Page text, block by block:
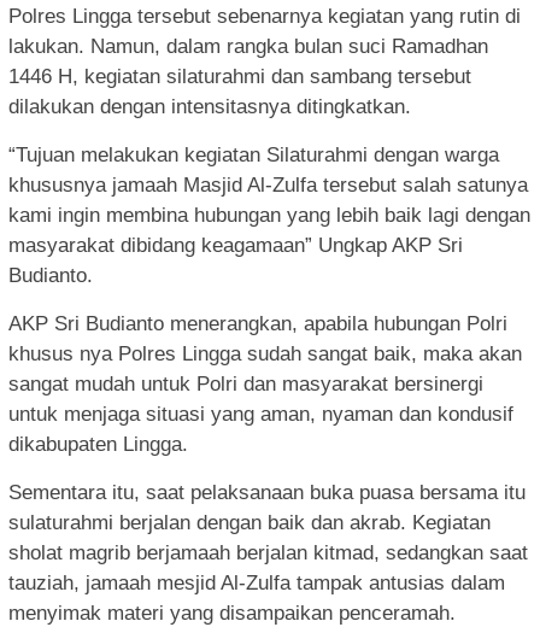
Polres Lingga tersebut sebenarnya kegiatan yang rutin di
lakukan. Namun, dalam rangka bulan suci Ramadhan
1446 H, kegiatan silaturahmi dan sambang tersebut
dilakukan dengan intensitasnya ditingkatkan.
“Tujuan melakukan kegiatan Silaturahmi dengan warga
khususnya jamaah Masjid Al-Zulfa tersebut salah satunya
kami ingin membina hubungan yang lebih baik lagi dengan
masyarakat dibidang keagamaan” Ungkap AKP Sri
Budianto.
AKP Sri Budianto menerangkan, apabila hubungan Polri
khusus nya Polres Lingga sudah sangat baik, maka akan
sangat mudah untuk Polri dan masyarakat bersinergi
untuk menjaga situasi yang aman, nyaman dan kondusif
dikabupaten Lingga.
Sementara itu, saat pelaksanaan buka puasa bersama itu
sulaturahmi berjalan dengan baik dan akrab. Kegiatan
sholat magrib berjamaah berjalan kitmad, sedangkan saat
tauziah, jamaah mesjid Al-Zulfa tampak antusias dalam
menyimak materi yang disampaikan penceramah.